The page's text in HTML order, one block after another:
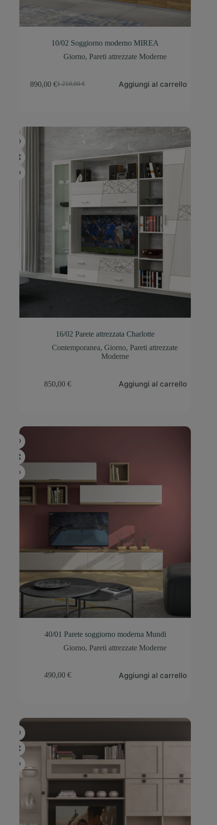
10/02 Soggiorno moderno MIREA
Giorno, Pareti attrezzate Moderne
1.210,00€
890,00 € Aggiungi al carrello
16/02 Parete attrezzata Charlotte
Contemporanea,Giorno, Pareti attrezzate
Moderne
850,00 € Aggiungi al carrello
40/01 Parete soggiorno moderna Mundi
Giorno, Pareti attrezzate Moderne
490,00 € Aggiungi al carrello